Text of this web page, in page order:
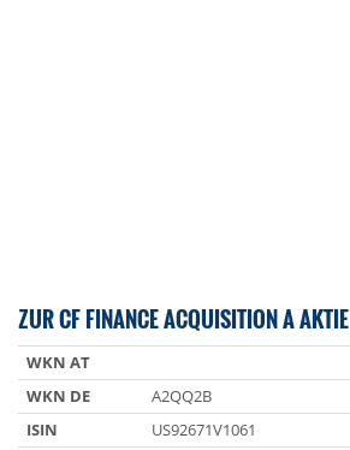
ZUR CF FINANCE ACQUISITION A AKTIE
WKN AT
WKN DE
A2QQ2B
ISIN
US92671V1061